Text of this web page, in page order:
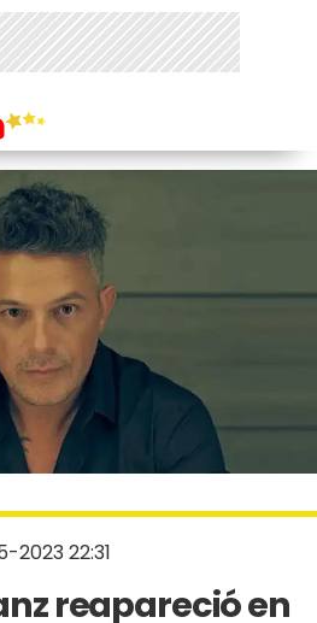
2023 22:31
reapareció en